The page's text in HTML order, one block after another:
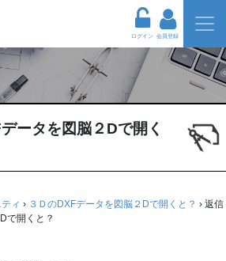
ログイン 会員登録
ータを図脳２Dで開く
ィ › ３ＤのDXFデータを図脳２Dで開くと？ › 返信
で開くと？